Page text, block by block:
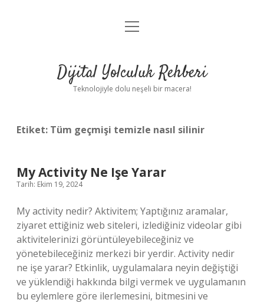
Anasayfa
Yasal Uyarı
menüyü
Dijital Yolculuk Rehberi
Teknolojiyle dolu neşeli bir macera!
Etiket: Tüm geçmişi temizle nasıl silinir
My Activity Ne Işe Yarar
Tarih: Ekim 19, 2024
My activity nedir? Aktivitem; Yaptığınız aramalar,
ziyaret ettiğiniz web siteleri, izlediğiniz videolar gibi
aktivitelerinizi görüntüleyebileceğiniz ve
yönetebileceğiniz merkezi bir yerdir. Activity nedir
ne işe yarar? Etkinlik, uygulamalara neyin değiştiği
ve yüklendiği hakkında bilgi vermek ve uygulamanın
bu eylemlere göre ilerlemesini, bitmesini ve